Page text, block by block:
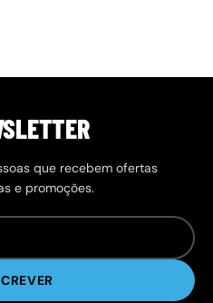
que recebem ofertas
e promoções.